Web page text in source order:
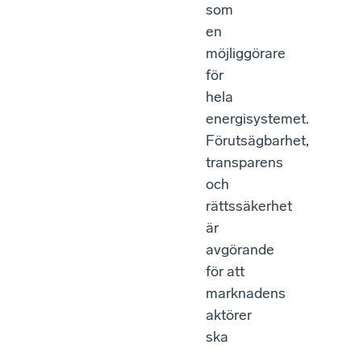
som
en
möjliggörare
för
hela
energisystemet.
Förutsägbarhet,
transparens
och
rättssäkerhet
är
avgörande
för att
marknadens
aktörer
ska